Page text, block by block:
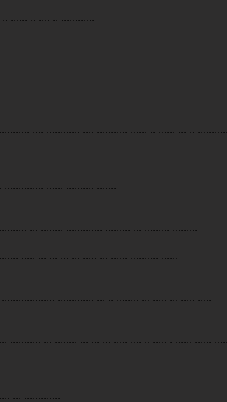
...... .. .... .. ............
.... ............ .... ........... ...... .. ...... ... ..
...... .......... .......
... ........ ............. ......... ... ......... .........
..... ... ... ... ... ..... ... ...... .......... ......
............. ... .. ........ ... ..... ... ..... .....
........... ... ........ ... ... ... ..... .... .. ..... . ...... ......
... .............